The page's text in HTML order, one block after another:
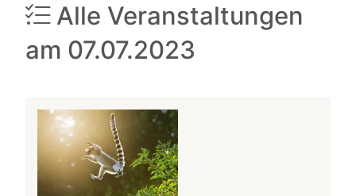
Alle Veranstaltungen
am 07.07.2023